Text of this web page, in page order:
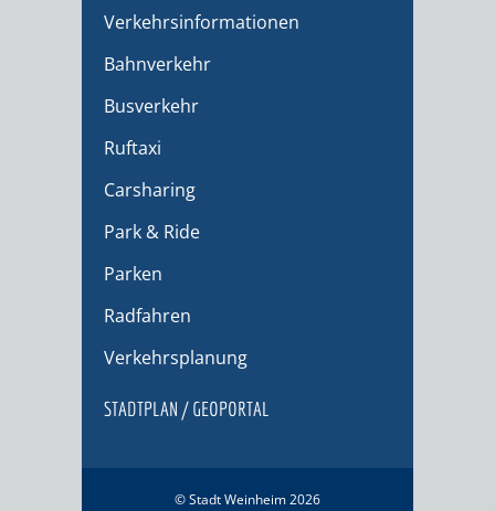
Verkehrsinformationen
Bahnverkehr
Busverkehr
Ruftaxi
Carsharing
Park & Ride
Parken
Radfahren
Verkehrsplanung
STADTPLAN / GEOPORTAL
© Stadt Weinheim 2026